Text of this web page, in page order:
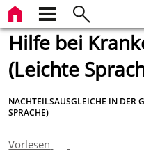
Hilfe bei
(Leichte
NACHTEILSAUSGLEICHE IN DER
SPRACHE)
Vorlesen